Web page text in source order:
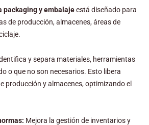
packaging y embalajeestá diseñado para
de producción, almacenes, áreas de
y separa materiales, herramientas
o que no son necesarios. Esto libera
producción y almacenes, optimizando el
Mejora la gestión de inventarios y